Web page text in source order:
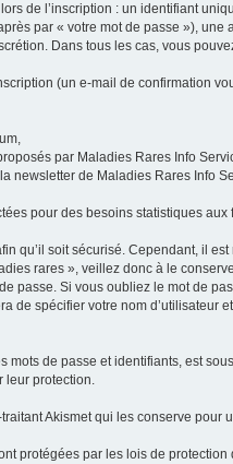
de l’inscription : un identifiant
par « votre mot de passe »),
Dans tous les cas, vous
(un e-mail de confirmation
par Maladies Rares Info
newsletter de Maladies Rares Info
pour des besoins statistiques
qu’il soit sécurisé. Cependant, il
rares », veillez donc à le
passe. Si vous oubliez le mot de
de spécifier votre nom
de passe et identifiants, est
leur protection.
Akismet qui les conserve pour
protégées par les lois de